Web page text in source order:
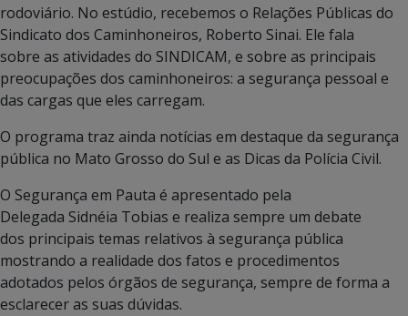
rodoviário. No estúdio, recebemos o Relações Públicas do
Sindicato dos Caminhoneiros, Roberto Sinai. Ele fala
sobre as atividades do SINDICAM, e sobre as principais
preocupações dos caminhoneiros: a segurança pessoal e
das cargas que eles carregam.
O programa traz ainda notícias em destaque da segurança
pública no Mato Grosso do Sul e as Dicas da Polícia Civil.
O Segurança em Pauta é apresentado pela
Delegada Sidnéia Tobias e realiza sempre um debate
dos principais temas relativos à segurança pública
mostrando a realidade dos fatos e procedimentos
adotados pelos órgãos de segurança, sempre de forma a
esclarecer as suas dúvidas.